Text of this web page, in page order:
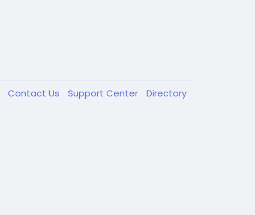
Contact Us Support Center Directory